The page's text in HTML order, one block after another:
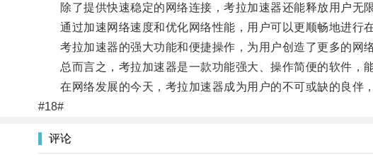
除了提供快速稳定的网络连接，考拉加速器还能释放用户无限
通过加速网络速度和优化网络性能，用户可以更顺畅地进行
考拉加速器的强大功能和便捷操作，为用户创造了更多的网
总而言之，考拉加速器是一款功能强大、操作简便的软件，
在网络发展的今天，考拉加速器成为用户的不可或缺的良伴，
#18#
评论